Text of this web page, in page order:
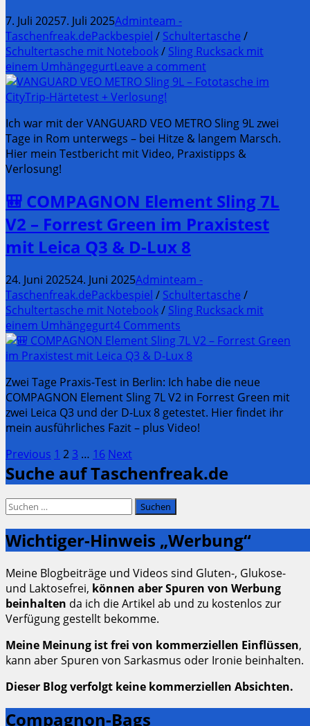
7. Juli 20257. Juli 2025Adminteam -
Taschenfreak.dePackbespiel / Schultertasche /
Schultertasche mit Notebook/ Sling Rucksack mit
einem UmhängegurtLeave a comment
Ich war mit der VANGUARD VEO METRO Sling 9L zwei
Tage in Rom unterwegs – bei Hitze & langem Marsch.
Hier mein Testbericht mit Video, Praxistipps &
Verlosung!
🎒 COMPAGNON Element Sling 7L
V2 – Forrest Green im Praxistest
mit Leica Q3 & D-Lux 8
24. Juni 202524. Juni 2025Adminteam -
Taschenfreak.dePackbespiel / Schultertasche /
Schultertasche mit Notebook/ Sling Rucksack mit
einem Umhängegurt4 Comments
Zwei Tage Praxis-Test in Berlin: Ich habe die neue
COMPAGNON Element Sling 7L V2 in Forrest Green mit
zwei Leica Q3 und der D-Lux 8 getestet. Hier findet ihr
mein ausführliches Fazit – plus Video!
Seitennummerierung
der
Beiträge
Previous Page
1 Page
2 Page
3 … Page
16 Next
Suche auf Taschenfreak.de
Suchen
Wichtiger-Hinweis „Werbung“
Meine Blogbeiträge und Videos sind Gluten-, Glukose-
und Laktosefrei, können aber Spuren von Werbung
beinhalten da ich die Artikel ab und zu kostenlos zur
Verfügung gestellt bekomme.
Meine Meinung ist frei von kommerziellen Einflüssen,
kann aber Spuren von Sarkasmus oder Ironie beinhalten.
Dieser Blog verfolgt keine kommerziellen Absichten.
Compagnon-Bags